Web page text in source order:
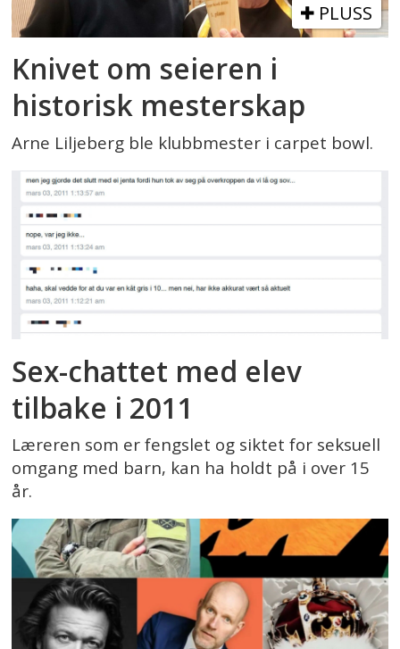
PLUSS
Knivet om seieren i
historisk mesterskap
Arne Liljeberg ble klubbmester i carpet bowl.
Sex-chattet med elev
tilbake i 2011
Læreren som er fengslet og siktet for seksuell
omgang med barn, kan ha holdt på i over 15
år.